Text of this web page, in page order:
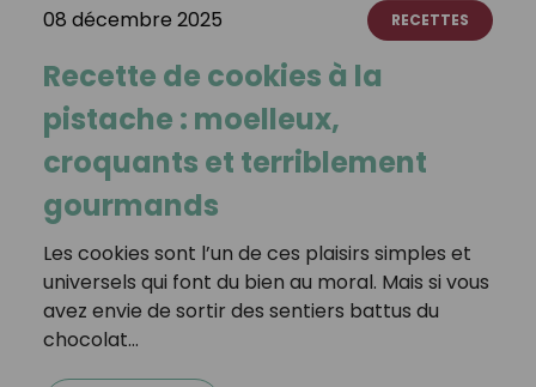
08 décembre 2025 RECETTES
Recette de cookies à la
pistache : moelleux,
croquants et terriblement
gourmands
Les cookies sont l’un de ces plaisirs simples et
universels qui font du bien au moral. Mais si vous
avez envie de sortir des sentiers battus du
chocolat…